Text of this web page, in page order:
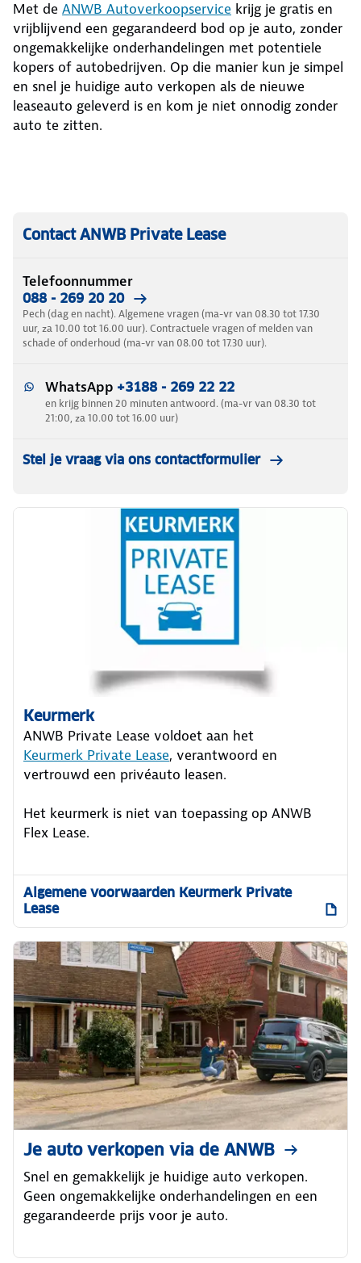
Met de ANWB Autoverkoopservice krijg je gratis en
vrijblijvend een gegarandeerd bod op je auto, zonder
ongemakkelijke onderhandelingen met potentiele
kopers of autobedrijven. Op die manier kun je simpel
en snel je huidige auto verkopen als de nieuwe
leaseauto geleverd is en kom je niet onnodig zonder
auto te zitten.
Contact ANWB Private Lease
Telefoonnummer
088 - 269 20 20
Pech (dag en nacht). Algemene vragen (ma-vr van 08.30 tot 17.30
uur, za 10.00 tot 16.00 uur). Contractuele vragen of melden van
schade of onderhoud (ma-vr van 08.00 tot 17.30 uur).
WhatsApp +3188 - 269 22 22
en krijg binnen 20 minuten antwoord. (ma-vr van 08.30 tot
21:00, za 10.00 tot 16.00 uur)
Stel je vraag via ons contactformulier
Keurmerk
ANWB Private Lease voldoet aan het
Keurmerk Private Lease, verantwoord en
vertrouwd een privéauto leasen.
Het keurmerk is niet van toepassing op ANWB
Flex Lease.
Algemene voorwaarden Keurmerk Private
Lease
Je auto verkopen via de ANWB
Snel en gemakkelijk je huidige auto verkopen.
Geen ongemakkelijke onderhandelingen en een
gegarandeerde prijs voor je auto.